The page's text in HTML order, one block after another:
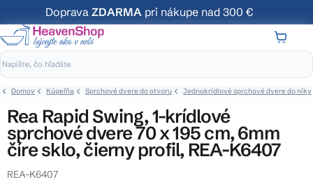
na
obsah
Doprava ZDARMA pri nákupe nad 300 €
Domov Kúpeľňa Sprchové dvere do otvoru Jednokrídlové sprchové dvere do niky
Rea Rapid Swing, 1-krídlové
sprchové dvere 70 x 195 cm, 6mm
číre sklo, čierny profil, REA-K6407
REA-K6407